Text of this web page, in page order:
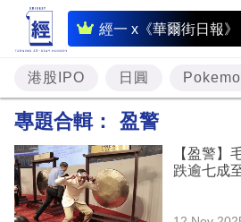
經一 x《華爾街日報》
即
時
財
經
題
投
港股IPO 日圓
專題合輯： 盈警
【盈警】
跌逾七成